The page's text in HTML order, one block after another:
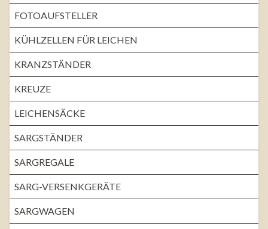
FOTOAUFSTELLER
KÜHLZELLEN FÜR LEICHEN
KRANZSTÄNDER
KREUZE
LEICHENSÄCKE
SARGSTÄNDER
SARGREGALE
SARG-VERSENKGERÄTE
SARGWAGEN